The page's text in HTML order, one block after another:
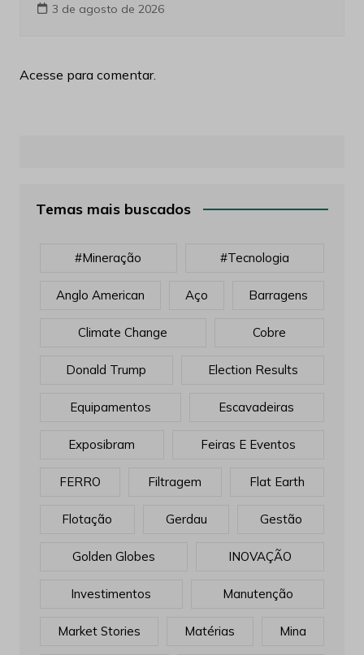
3 de agosto de 2026
Acesse para comentar.
Temas mais buscados
#mineração #tecnologia
Anglo American Aço Barragens
Climate Change Cobre
Donald Trump Election Results
Equipamentos Escavadeiras
Exposibram Feiras E Eventos
FERRO Filtragem Flat Earth
Flotação Gerdau Gestão
Golden Globes INOVAÇÃO
Investimentos Manutenção
Market Stories Matérias Mina